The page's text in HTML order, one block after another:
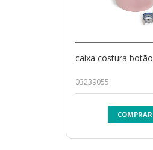
caixa costura botão
03239055
COMPRAR